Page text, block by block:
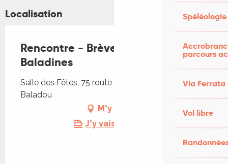
Spéléologie
parcours
Via Ferrata
Vol libre
Localisation
Rencontre - Brèves Littéraires
Baladines
Salle des Fêtes, 75 route de Martel, 46600
Baladou
M'y rendre
J'y vais en train !